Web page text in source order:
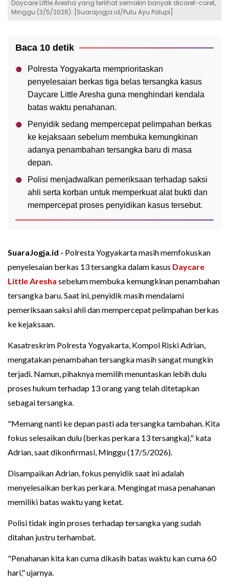
Daycare Little Aresha yang terlihat semakin banyak dicoret-coret,
Minggu (3/5/2026). [Suarajogja.id/Putu Ayu Palupi]
Baca 10 detik
Polresta Yogyakarta memprioritaskan
penyelesaian berkas tiga belas tersangka kasus
Daycare Little Aresha guna menghindari kendala
batas waktu penahanan.
Penyidik sedang mempercepat pelimpahan berkas
ke kejaksaan sebelum membuka kemungkinan
adanya penambahan tersangka baru di masa
depan.
Polisi menjadwalkan pemeriksaan terhadap saksi
ahli serta korban untuk memperkuat alat bukti dan
mempercepat proses penyidikan kasus tersebut.
SuaraJogja.id - Polresta Yogyakarta masih memfokuskan
penyelesaian berkas 13 tersangka dalam kasus Daycare
Little Aresha sebelum membuka kemungkinan penambahan
tersangka baru. Saat ini, penyidik masih mendalami
pemeriksaan saksi ahli dan mempercepat pelimpahan berkas
ke kejaksaan.
Kasatreskrim Polresta Yogyakarta, Kompol Riski Adrian,
mengatakan penambahan tersangka masih sangat mungkin
terjadi. Namun, pihaknya memilih menuntaskan lebih dulu
proses hukum terhadap 13 orang yang telah ditetapkan
sebagai tersangka.
"Memang nanti ke depan pasti ada tersangka tambahan. Kita
fokus selesaikan dulu (berkas perkara 13 tersangka)," kata
Adrian, saat dikonfirmasi, Minggu (17/5/2026).
Disampaikan Adrian, fokus penyidik saat ini adalah
menyelesaikan berkas perkara. Mengingat masa penahanan
memiliki batas waktu yang ketat.
Polisi tidak ingin proses terhadap tersangka yang sudah
ditahan justru terhambat.
"Penahanan kita kan cuma dikasih batas waktu kan cuma 60
hari," ujarnya.